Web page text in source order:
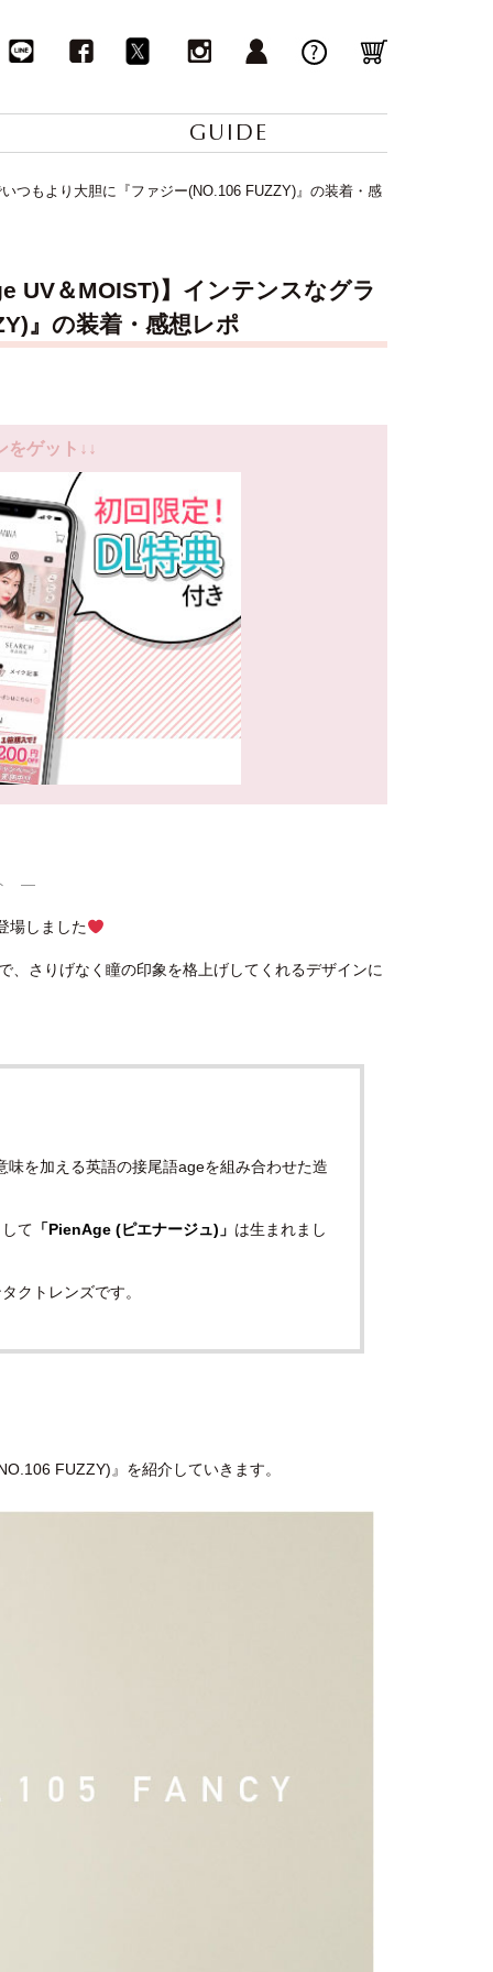
GUIDE
つもより大胆に『ファジー(NO.106 FUZZY)』の装着・感
UV＆MOIST)】インテンスなグラ
』の装着・感想レポ
をゲット↓↓
―
場しました
、さりげなく瞳の印象を格上げしてくれるデザインに
を加える英語の接尾語ageを組み合わせた造
て 「PienAge (ピエナージュ)」 は生まれまし
クトレンズです。
FUZZY)』を紹介していきます。